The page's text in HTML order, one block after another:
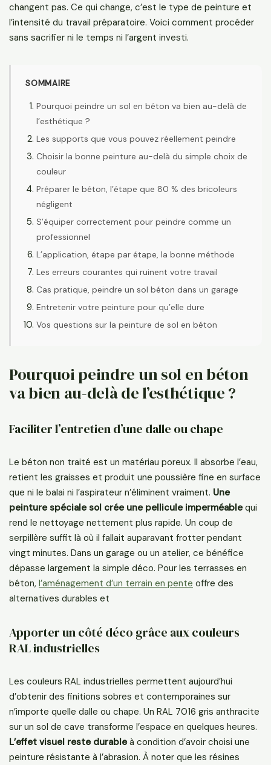
changent pas. Ce qui change, c’est le type de peinture et
l’intensité du travail préparatoire. Voici comment procéder
sans sacrifier ni le temps ni l’argent investi.
SOMMAIRE
Pourquoi peindre un sol en béton va bien au-delà de
l’esthétique ?
Les supports que vous pouvez réellement peindre
Choisir la bonne peinture au-delà du simple choix de
couleur
Préparer le béton, l’étape que 80 % des bricoleurs
négligent
S’équiper correctement pour peindre comme un
professionnel
L’application, étape par étape, la bonne méthode
Les erreurs courantes qui ruinent votre travail
Cas pratique, peindre un sol béton dans un garage
Entretenir votre peinture pour qu’elle dure
Vos questions sur la peinture de sol en béton
Pourquoi peindre un sol en béton
va bien au-delà de l’esthétique ?
Faciliter l’entretien d’une dalle ou chape
Le béton non traité est un matériau poreux. Il absorbe l’eau,
retient les graisses et produit une poussière fine en surface
que ni le balai ni l’aspirateur n’éliminent vraiment. Une
peinture spéciale sol crée une pellicule imperméablequi
rend le nettoyage nettement plus rapide. Un coup de
serpillère suffit là où il fallait auparavant frotter pendant
vingt minutes. Dans un garage ou un atelier, ce bénéfice
dépasse largement la simple déco. Pour les terrasses en
béton, l’aménagement d’un terrain en pente offre des
alternatives durables et
Apporter un côté déco grâce aux couleurs
RAL industrielles
Les couleurs RAL industrielles permettent aujourd’hui
d’obtenir des finitions sobres et contemporaines sur
n’importe quelle dalle ou chape. Un RAL 7016 gris anthracite
sur un sol de cave transforme l’espace en quelques heures.
L’effet visuel reste durableà condition d’avoir choisi une
peinture résistante à l’abrasion. À noter que les résines